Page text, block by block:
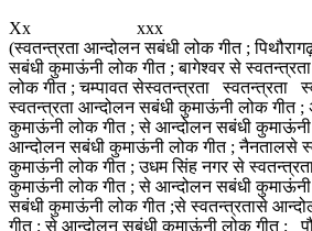
Xx xxx
(स्वतन्त्रता आन्दोलन सबंधी लोक गीत ;
सबंधी कुमाऊंनी लोक गीत ; बागेश्वर से
लोक गीत ; चम्पावत सेस्वतन्त्रता स्वतन्त्रता
स्वतन्त्रता आन्दोलन सबंधी कुमाऊंनी लोक गीत
कुमाऊंनी लोक गीत ; से आन्दोलन सबंधी
आन्दोलन सबंधी कुमाऊंनी लोक गीत ; नैनतालसे
कुमाऊंनी लोक गीत ; उधम सिंह नगर से
कुमाऊंनी लोक गीत ; से आन्दोलन सबंधी
सबंधी कुमाऊंनी लोक गीत ;से स्वतन्त्रतासे
गीत ; से आन्दोलन सबंधी कुमाऊंनी लोक गीत ;